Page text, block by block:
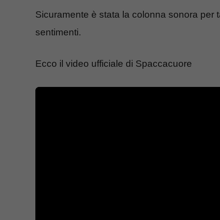
Sicuramente è stata la colonna sonora
sentimenti.
Ecco il video ufficiale di Spaccacuore